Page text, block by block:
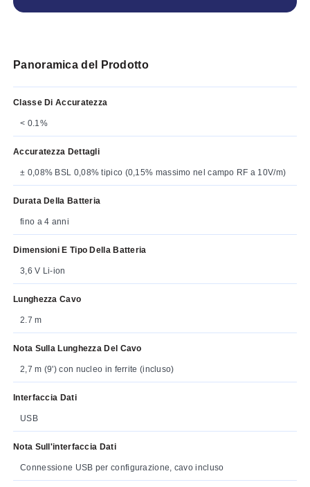
Panoramica del Prodotto
Classe Di Accuratezza
< 0.1%
Accuratezza Dettagli
± 0,08% BSL 0,08% tipico (0,15% massimo nel campo RF a 10V/m)
Durata Della Batteria
fino a 4 anni
Dimensioni E Tipo Della Batteria
3,6 V Li-ion
Lunghezza Cavo
2.7 m
Nota Sulla Lunghezza Del Cavo
2,7 m (9') con nucleo in ferrite (incluso)
Interfaccia Dati
USB
Nota Sull'interfaccia Dati
Connessione USB per configurazione, cavo incluso